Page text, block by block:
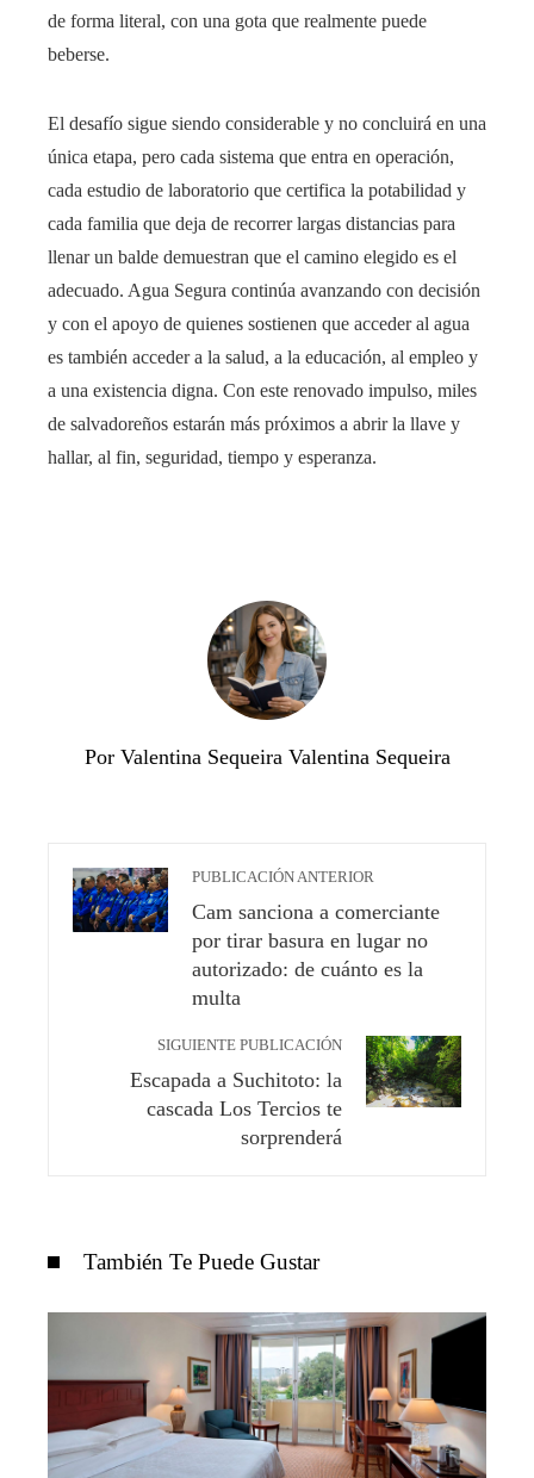
de forma literal, con una gota que realmente puede
beberse.
El desafío sigue siendo considerable y no concluirá en una
única etapa, pero cada sistema que entra en operación,
cada estudio de laboratorio que certifica la potabilidad y
cada familia que deja de recorrer largas distancias para
llenar un balde demuestran que el camino elegido es el
adecuado. Agua Segura continúa avanzando con decisión
y con el apoyo de quienes sostienen que acceder al agua
es también acceder a la salud, a la educación, al empleo y
a una existencia digna. Con este renovado impulso, miles
de salvadoreños estarán más próximos a abrir la llave y
hallar, al fin, seguridad, tiempo y esperanza.
Por Valentina Sequeira Valentina Sequeira
PUBLICACIÓN ANTERIOR
Cam sanciona a comerciante
por tirar basura en lugar no
autorizado: de cuánto es la
multa
SIGUIENTE PUBLICACIÓN
Escapada a Suchitoto: la
cascada Los Tercios te
sorprenderá
También Te Puede Gustar